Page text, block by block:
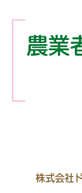
農業
株式会社